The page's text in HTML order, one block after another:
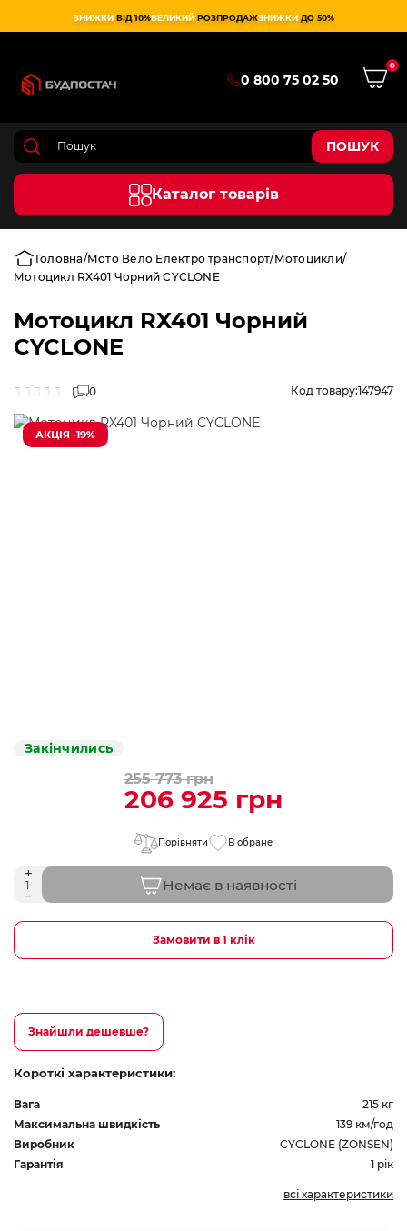
ЗНИЖКИ ВІД 10%ВЕЛИКИЙ РОЗПРОДАЖЗНИЖКИ ДО 50%
0 800 75 02 50
0
ПОШУК
Каталог товарів
Головна Мото Вело Електро транспорт Мотоцикли
Мотоцикл RX401 Чорний CYCLONE
Мотоцикл RX401 Чорний
CYCLONE
0 Код товару:147947
АКЦІЯ -19%
Закінчились
255 773 грн
206 925 грн
Порівняти В обране
Немає в наявності
Замовити в 1 клік
Знайшли дешевше?
Короткі характеристики:
Вага
215 кг
Максимальна швидкість
139 км/год
Виробник
CYCLONE (ZONSEN)
Гарантія
1 рік
всі характеристики